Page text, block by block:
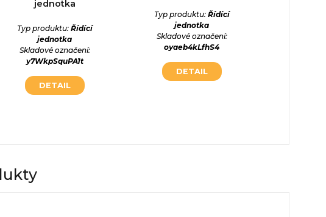
jednotka
Typ produktu: Řídící
jednotka
Skladové označení:
y7WkpSquPA1t
DETAIL
Typ produktu: Řídící
jednotka
Skladové označení:
oyaeb4kLfhS4
DETAIL